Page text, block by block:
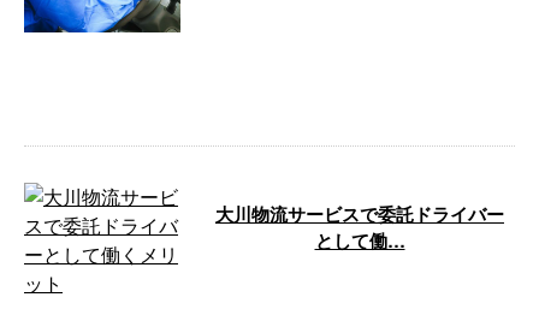
大川物流サービスで委託ドライバー
として働…